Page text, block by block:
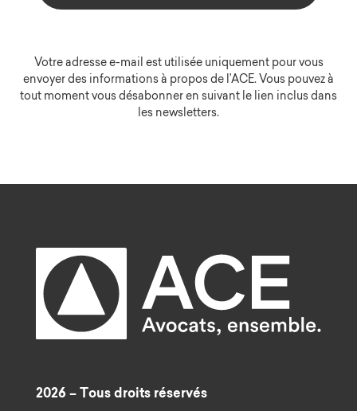
Votre adresse e-mail est utilisée uniquement pour vous
envoyer des informations à propos de l’ACE. Vous pouvez à
tout moment vous désabonner en suivant le lien inclus dans
les newsletters.
2026 – Tous droits réservés